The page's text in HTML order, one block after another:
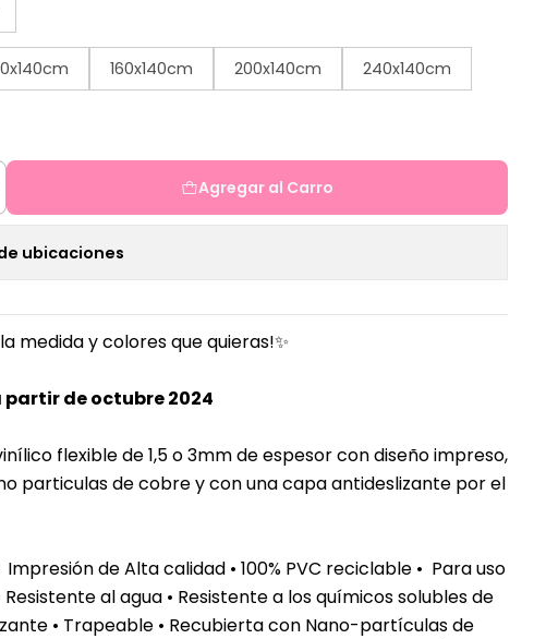
160x140cm 200x140cm
240x140cm
Agregar al Carro
ubicaciones
medida y colores que quieras!✨
de octubre 2024
flexible de 1,5 o 3mm de espesor con diseño impreso,
particulas de cobre y con una capa antideslizante por el
Impresión de Alta calidad • 100% PVC reciclable • Para uso
Resistente al agua • Resistente a los químicos solubles de
• Trapeable • Recubierta con Nano-partículas de